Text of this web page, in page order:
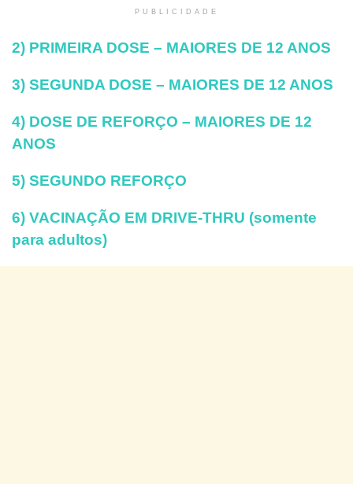
PUBLICIDADE
2) PRIMEIRA DOSE – MAIORES DE 12 ANOS
3) SEGUNDA DOSE – MAIORES DE 12 ANOS
4) DOSE DE REFORÇO – MAIORES DE 12
ANOS
5) SEGUNDO REFORÇO
6) VACINAÇÃO EM DRIVE-THRU (somente
para adultos)